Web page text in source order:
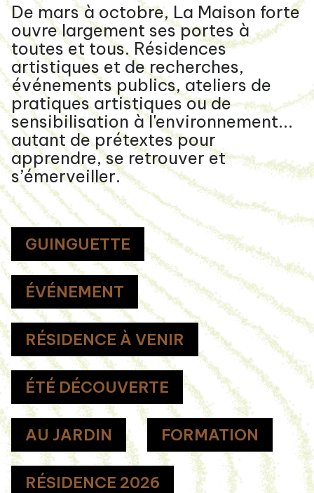
De mars à octobre, La Maison forte
ouvre largement ses portes à
toutes et tous. Résidences
artistiques et de recherches,
événements publics, ateliers de
pratiques artistiques ou de
sensibilisation à l'environnement...
autant de prétextes pour
apprendre, se retrouver et
s’émerveiller.
GUINGUETTE
ÉVÉNEMENT
RÉSIDENCE À VENIR
ÉTÉ DÉCOUVERTE
AU JARDIN FORMATION
RÉSIDENCE 2026